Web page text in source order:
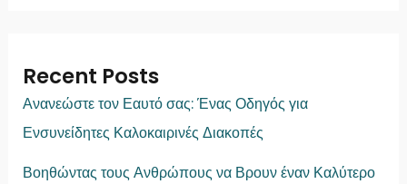
Recent Posts
Ανανεώστε τον Εαυτό σας: Ένας Οδηγός για
Ενσυνείδητες Καλοκαιρινές Διακοπές
Βοηθώντας τους Ανθρώπους να Βρουν έναν Καλύτερο